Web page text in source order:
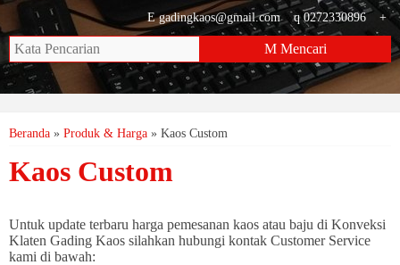
+
q0272330896
Egadingkaos@gmail.com
M Mencari
Beranda » Produk & Harga » Kaos Custom
Kaos Custom
Untuk update terbaru harga pemesanan kaos atau baju di Konveksi
Klaten Gading Kaos silahkan hubungi kontak Customer Service
kami di bawah: